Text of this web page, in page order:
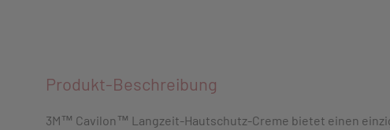
Produkt-Beschreibung
3M™ Cavilon™ Langzeit-Hautschutz-Creme bietet einen